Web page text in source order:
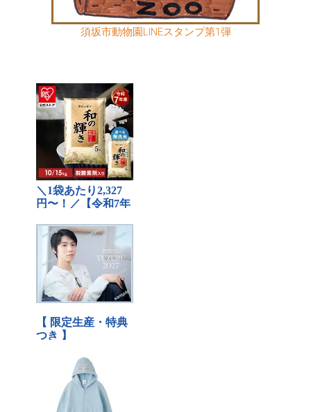
須坂市動物園LINEスタンプ第1弾